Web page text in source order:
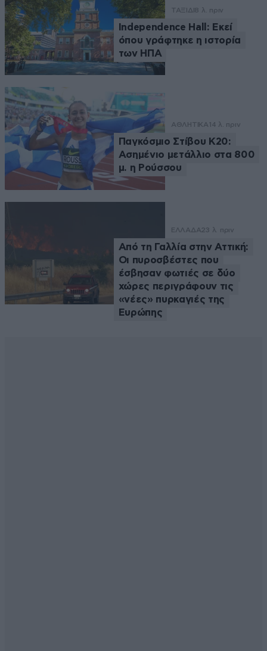
ΤΑΞΙΔΙ8 λ. πριν
Independence Hall: Εκεί
όπου γράφτηκε η ιστορία
των ΗΠΑ
ΑΘΛΗΤΙΚΑ 14 λ. πριν
Παγκόσμιο Στίβου Κ20:
Ασημένιο μετάλλιο στα 800
μ. η Ρούσσου
ΕΛΛΑΔΑ23 λ. πριν
Από τη Γαλλία στην Αττική:
Οι πυροσβέστες που
έσβησαν φωτιές σε δύο
χώρες περιγράφουν τις
«νέες» πυρκαγιές της
Ευρώπης